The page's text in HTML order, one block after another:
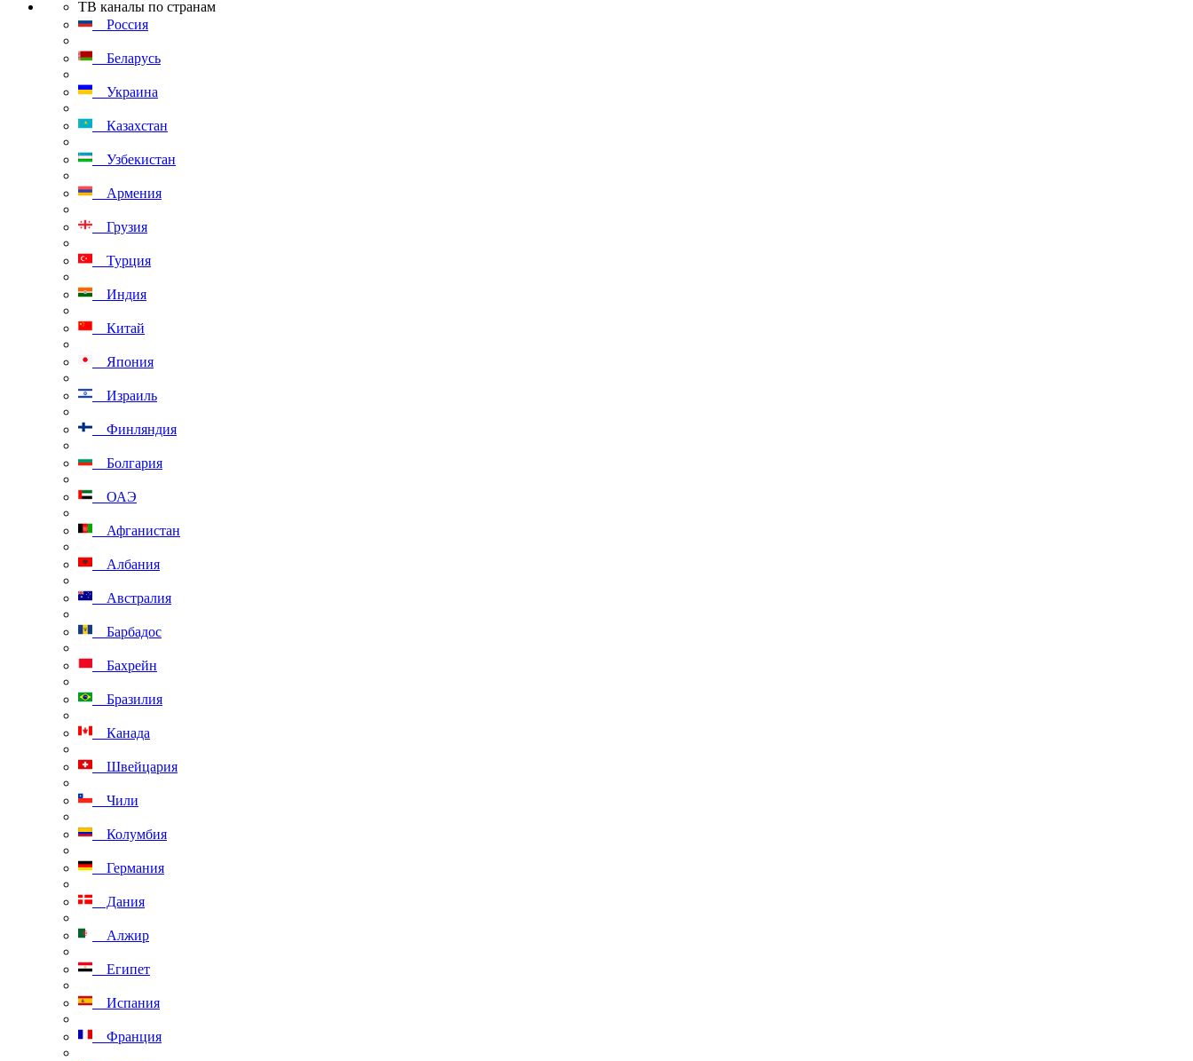
ТВ каналы по странам
Россия
Беларусь
Украина
Казахстан
Узбекистан
Армения
Грузия
Турция
Индия
Китай
Япония
Израиль
Финляндия
Болгария
ОАЭ
Афганистан
Албания
Австралия
Барбадос
Бахрейн
Бразилия
Канада
Швейцария
Чили
Колумбия
Германия
Дания
Алжир
Египет
Испания
Франция